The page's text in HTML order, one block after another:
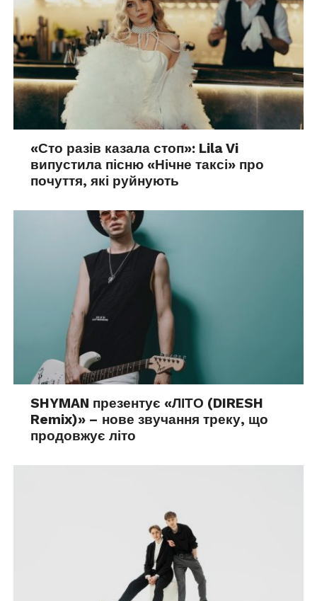
«Сто разів казала стоп»: Lila Vi
випустила пісню «Нічне таксі» про
почуття, які руйнують
SHYMAN презентує «ЛІТО (DIRESH
Remix)» – нове звучання треку, що
продовжує літо